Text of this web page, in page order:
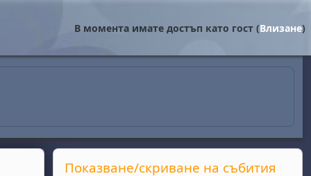
В момента имате достъп като гост (Влизане)
Supplementary blocks
Прескочи Показване/скриване на събития
Показване/скриване на събития